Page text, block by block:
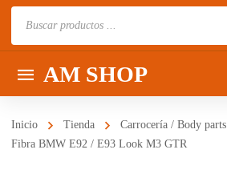
AM SHOP
Inicio Tienda Carrocería / Body parts
Fibra BMW E92 / E93 Look M3 GTR